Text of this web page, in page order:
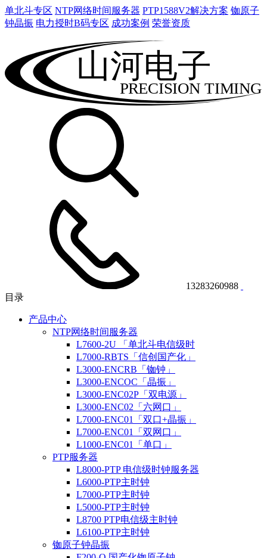
单北斗专区 NTP网络时间服务器 PTP1588V2解决方案 铷原子
钟晶振 电力授时B码专区 成功案例 荣誉资质
PRECISION TIMING
山河电子
13283260988
目录
产品中心
NTP网络时间服务器
L7600-2U 「单北斗电信级时
L7000-RBTS「信创国产化」
L3000-ENCRB「铷钟」
L3000-ENCOC「晶振」
L3000-ENC02P「双电源」
L3000-ENC02「六网口」
L7000-ENC01「双口+晶振」
L7000-ENC01「双网口」
L1000-ENC01「单口」
PTP服务器
L8000-PTP 电信级时钟服务器
L6000-PTP主时钟
L7000-PTP主时钟
L5000-PTP主时钟
L8700 PTP电信级主时钟
L6100-PTP主时钟
铷原子钟晶振